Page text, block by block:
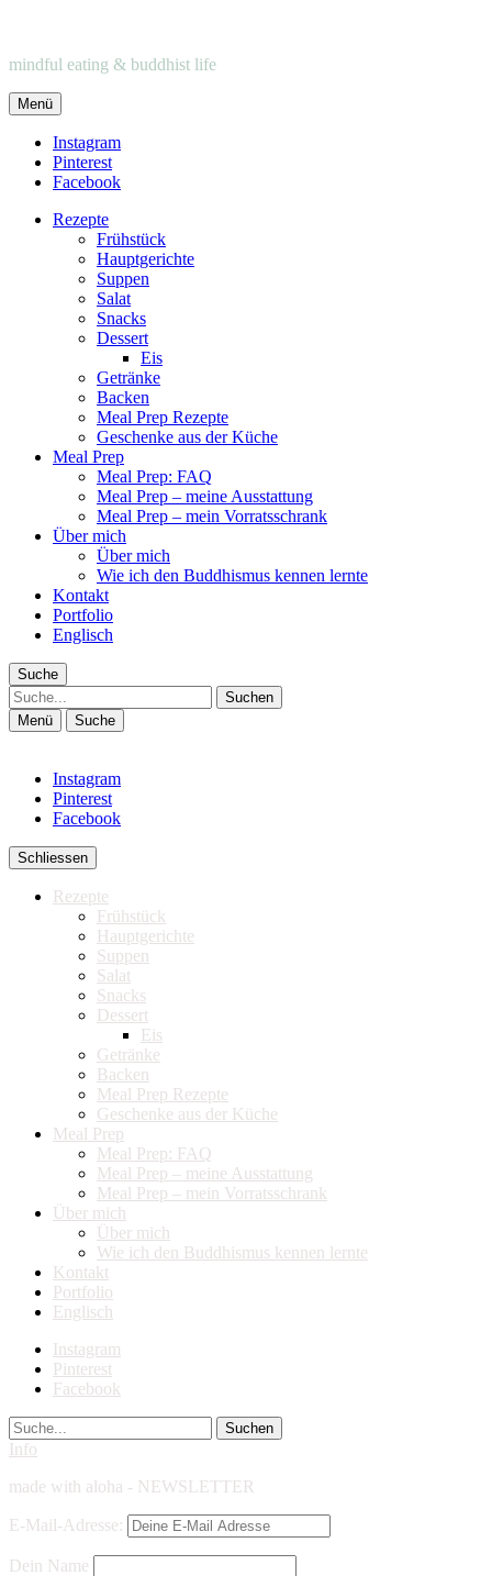
mindful eating & buddhist life
Menü
Instagram
Pinterest
Facebook
Rezepte
Frühstück
Hauptgerichte
Suppen
Salat
Snacks
Dessert
Eis
Getränke
Backen
Meal Prep Rezepte
Geschenke aus der Küche
Meal Prep
Meal Prep: FAQ
Meal Prep – meine Ausstattung
Meal Prep – mein Vorratsschrank
Über mich
Über mich
Wie ich den Buddhismus kennen lernte
Kontakt
Portfolio
Englisch
Suche
Suche
Menü Suche
Instagram
Pinterest
Facebook
Schliessen
Rezepte
Frühstück
Hauptgerichte
Suppen
Salat
Snacks
Dessert
Eis
Getränke
Backen
Meal Prep Rezepte
Geschenke aus der Küche
Meal Prep
Meal Prep: FAQ
Meal Prep – meine Ausstattung
Meal Prep – mein Vorratsschrank
Über mich
Über mich
Wie ich den Buddhismus kennen lernte
Kontakt
Portfolio
Englisch
Instagram
Pinterest
Facebook
Suche
Info
made with aloha - NEWSLETTER
E-Mail-Adresse:
Dein Name